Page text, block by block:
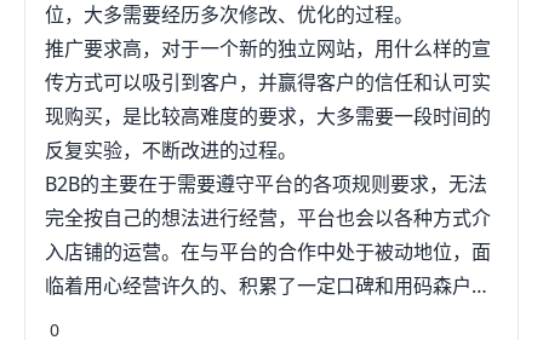
位，大多需要经历多次修改、优化的过程。
推广要求高，对于一个新的独立网站，用什么样的宣
传方式可以吸引到客户，并赢得客户的信任和认可实
现购买，是比较高难度的要求，大多需要一段时间的
反复实验，不断改进的过程。
B2B的主要在于需要遵守平台的各项规则要求，无法
完全按自己的想法进行经营，平台也会以各种方式介
入店铺的运营。在与平台的合作中处于被动地位，面
临着用心经营许久的、积累了一定口碑和用码森户的
店铺说被封就被封、说被降权就降权，存在很大的风
0